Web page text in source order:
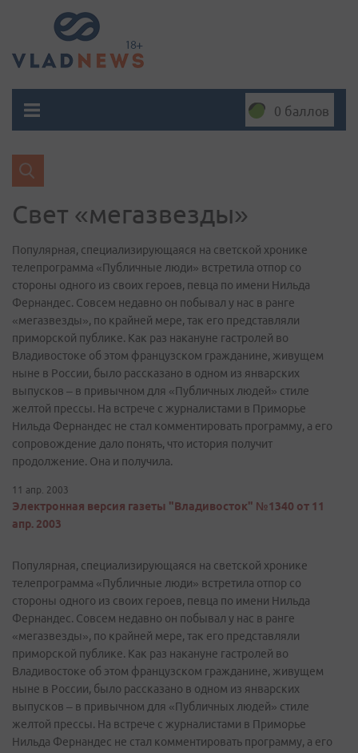
0 баллов
Свет «мегазвезды»
Популярная, специализирующаяся на светской хронике
телепрограмма «Публичные люди» встретила отпор со
стороны одного из своих героев, певца по имени Нильда
Фернандес. Совсем недавно он побывал у нас в ранге
«мегазвезды», по крайней мере, так его представляли
приморской публике. Как раз накануне гастролей во
Владивостоке об этом французском гражданине, живущем
ныне в России, было рассказано в одном из январских
выпусков – в привычном для «Публичных людей» стиле
желтой прессы. На встрече с журналистами в Приморье
Нильда Фернандес не стал комментировать программу, а его
сопровождение дало понять, что история получит
продолжение. Она и получила.
11 апр. 2003
Электронная версия газеты "Владивосток" №1340 от 11
апр. 2003
Популярная, специализирующаяся на светской хронике
телепрограмма «Публичные люди» встретила отпор со
стороны одного из своих героев, певца по имени Нильда
Фернандес. Совсем недавно он побывал у нас в ранге
«мегазвезды», по крайней мере, так его представляли
приморской публике. Как раз накануне гастролей во
Владивостоке об этом французском гражданине, живущем
ныне в России, было рассказано в одном из январских
выпусков – в привычном для «Публичных людей» стиле
желтой прессы. На встрече с журналистами в Приморье
Нильда Фернандес не стал комментировать программу, а его